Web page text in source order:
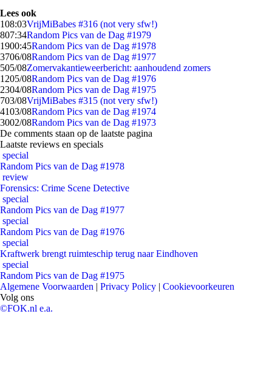
Lees ook
108:03VrijMiBabes #316 (not very sfw!)
807:34Random Pics van de Dag #1979
1900:45Random Pics van de Dag #1978
3706/08Random Pics van de Dag #1977
505/08Zomervakantieweerbericht: aanhoudend zomers
1205/08Random Pics van de Dag #1976
2304/08Random Pics van de Dag #1975
703/08VrijMiBabes #315 (not very sfw!)
4103/08Random Pics van de Dag #1974
3002/08Random Pics van de Dag #1973
De comments staan op de laatste pagina
Laatste reviews en specials
special
Random Pics van de Dag #1978
review
Forensics: Crime Scene Detective
special
Random Pics van de Dag #1977
special
Random Pics van de Dag #1976
special
Kraftwerk brengt ruimteschip terug naar Eindhoven
special
Random Pics van de Dag #1975
Algemene Voorwaarden | Privacy Policy | Cookievoorkeuren
Volg ons
©FOK.nl e.a.